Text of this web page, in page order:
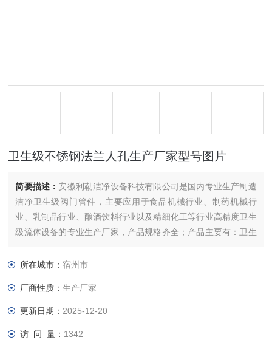
卫生级不锈钢法兰人孔生产厂家型号图片
简要描述：安徽利勒洁净设备科技有限公司是国内专业生产制造
洁净卫生级阀门管件，主要应用于食品机械行业、制药机械行
业、乳制品行业、酿酒饮料行业以及精细化工等行业高精度卫生
级流体设备的专业生产厂家，产品规格齐全；产品主要有：卫生
空法兰，真空管件，真空弯头，真空三通，真空大小头，ISO法
所在城市：宿州市
厂商性质：生产厂家
更新日期： 2025-12-20
访 问 量： 1342